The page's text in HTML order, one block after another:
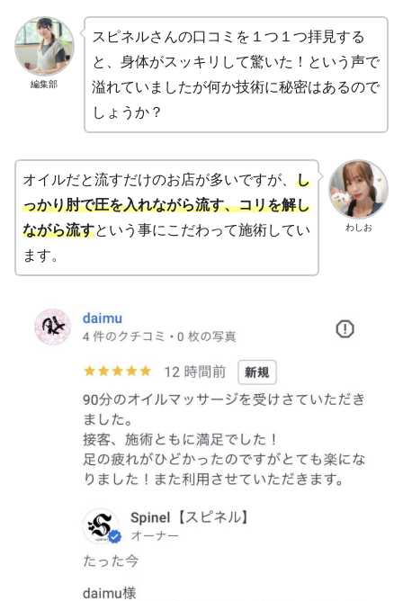
編集部
スピネルさんの口コミを１つ１つ拝見する
と、身体がスッキリして驚いた！という声で
溢れていましたが何か技術に秘密はあるので
しょうか？
わしお
オイルだと流すだけのお店が多いですが、 し
っかり肘で圧を入れながら流す、コリを解し
ながら流すという事にこだわって施術してい
ます。